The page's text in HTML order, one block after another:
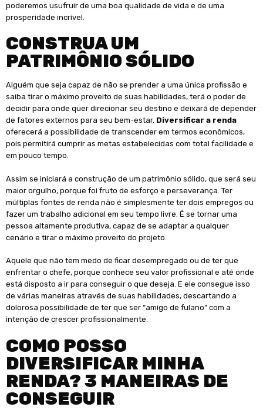
poderemos usufruir de uma boa qualidade de vida e de uma
prosperidade incrível.
CONSTRUA UM
PATRIMÔNIO SÓLIDO
Alguém que seja capaz de não se prender a uma única profissão e
saiba tirar o máximo proveito de suas habilidades, terá o poder de
decidir para onde quer direcionar seu destino e deixará de depender
de fatores externos para seu bem-estar. Diversificar a renda
oferecerá a possibilidade de transcender em termos econômicos,
pois permitirá cumprir as metas estabelecidas com total facilidade e
em pouco tempo.
Assim se iniciará a construção de um patrimônio sólido, que será seu
maior orgulho, porque foi fruto de esforço e perseverança. Ter
múltiplas fontes de renda não é simplesmente ter dois empregos ou
fazer um trabalho adicional em seu tempo livre. É se tornar uma
pessoa altamente produtiva, capaz de se adaptar a qualquer
cenário e tirar o máximo proveito do projeto.
Aquele que não tem medo de ficar desempregado ou de ter que
enfrentar o chefe, porque conhece seu valor profissional e até onde
está disposto a ir para conseguir o que deseja. E ele consegue isso
de várias maneiras através de suas habilidades, descartando a
dolorosa possibilidade de ter que ser “amigo de fulano” com a
intenção de crescer profissionalmente.
COMO POSSO
DIVERSIFICAR MINHA
RENDA? 3 MANEIRAS DE
CONSEGUIR